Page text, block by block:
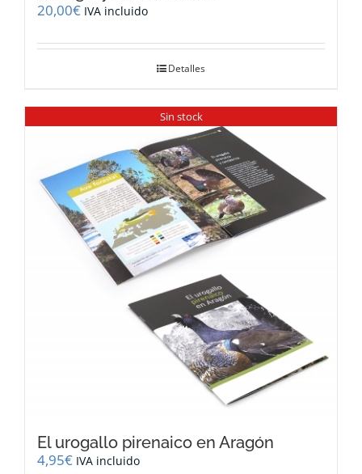
20,00€ IVA incluido
Detalles
Sin stock
El urogallo pirenaico en Aragón
4,95€ IVA incluido